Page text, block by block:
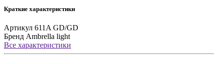
Краткие характеристики
Артикул 611A GD/GD
Бренд Ambrella light
Все характеристики